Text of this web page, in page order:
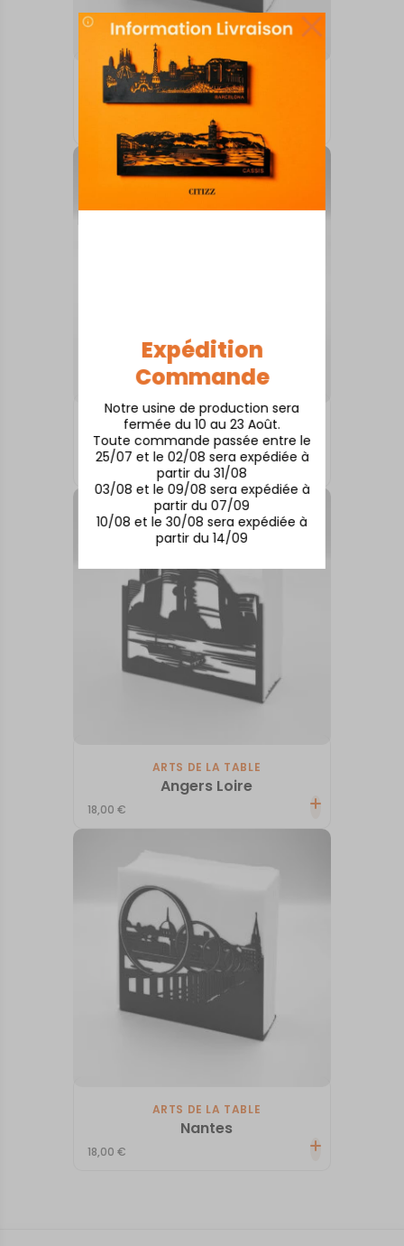
Expédition
Commande
Notre usine de production sera
fermée du 10 au 23 Août.
Toute commande passée entre le
25/07 et le 02/08 sera expédiée à
partir du 31/08
03/08 et le 09/08 sera expédiée à
partir du 07/09
10/08 et le 30/08 sera expédiée à
partir du 14/09
ARTS DE LA TABLE
Quimper
ARTS DE LA TABLE
Angers
18,00
ARTS DE LA TABLE
Angers Loire
18,00€
ARTS DE LA TABLE
Nantes
18,00€